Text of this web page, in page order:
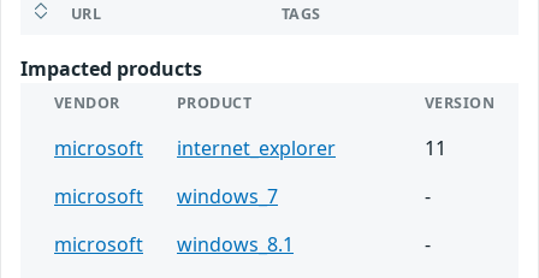
URL TAGS
Impacted products
VENDOR PRODUCT VERSION
microsoft internet_explorer
11
microsoft
windows_7
-
microsoft
windows_8.1
-